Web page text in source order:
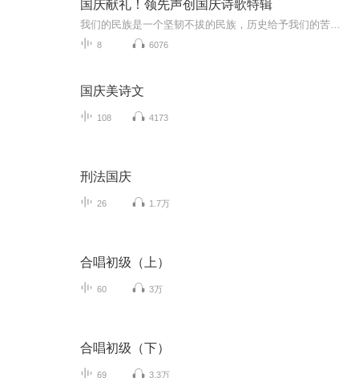
国庆献礼！领先声创国庆诗歌特辑
8 6076
国庆美诗文
108 4173
刑法国庆
26 1.7万
合唱初级（上）
60 3万
合唱初级（下）
69 3.3万